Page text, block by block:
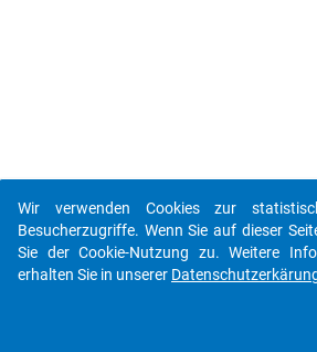
Wir verwenden Cookies zur
Besucherzugriffe. Wenn Sie auf dieser
Sie der Cookie-Nutzung zu. Weitere
erhalten Sie in unserer